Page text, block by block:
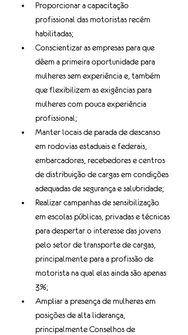
Proporcionar a capacitação
profissional das motoristas recém
habilitadas;
Conscientizar as empresas para que
dêem a primeira oportunidade para
mulheres sem experiência e, também
que flexibilizem as exigências para
mulheres com pouca experiência
profissional;
Manter locais de parada de descanso
em rodovias estaduais e federais,
embarcadores, recebedores e centros
de distribuição de cargas em condições
adequadas de segurança e salubridade;
Realizar campanhas de sensibilização
em escolas públicas, privadas e técnicas
para despertar o interesse das jovens
pelo setor de transporte de cargas,
principalmente para a profissão de
motorista na qual elas ainda são apenas
3%;
Ampliar a presença de mulheres em
posições de alta liderança,
principalmente Conselhos de